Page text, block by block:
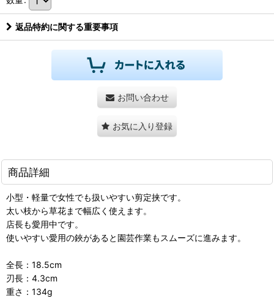
返品特約に関する重要事項
お問い合わせ
お気に入り登録
商品詳細
小型・軽量で女性でも扱いやすい剪定挟です。
太い枝から草花まで幅広く使えます。
店長も愛用中です。
使いやすい愛用の鋏があると園芸作業もスムーズに進みます。
全長：18.5cm
刃長：4.3cm
重さ：134g